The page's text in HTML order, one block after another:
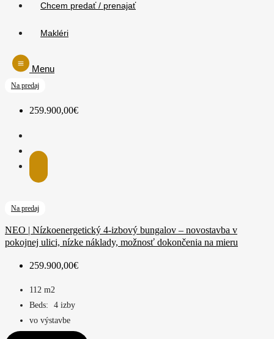
Chcem predať / prenajať
Makléri
Menu
Na predaj
259.900,00€
Na predaj
NEO | Nízkoenergetický 4-izbový bungalov – novostavba v
pokojnej ulici, nízke náklady, možnosť dokončenia na mieru
259.900,00€
112 m2
Beds:
4 izby
vo výstavbe